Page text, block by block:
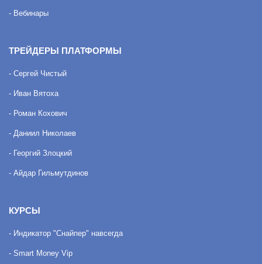
- Вебинары
ТРЕЙДЕРЫ ПЛАТФОРМЫ
- Сергей Чистый
- Иван Вятоха
- Роман Кохович
- Даниил Николаев
- Георгий Злоцкий
- Айдар Гильмутдинов
КУРСЫ
- Индикатор "Снайпер" навсегда
- Smart Money Vip